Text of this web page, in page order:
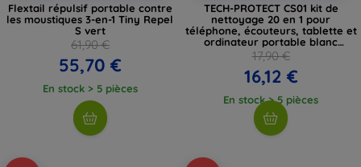
Flextail répulsif portable contre
les moustiques 3-en-1 Tiny Repel
S vert
61,90 €
55,70 €
En stock > 5 pièces
TECH-PROTECT CS01 kit de
nettoyage 20 en 1 pour
téléphone, écouteurs, tablette et
ordinateur portable blanc
(5906302360758)
17,90 €
16,12 €
En stock > 5 pièces